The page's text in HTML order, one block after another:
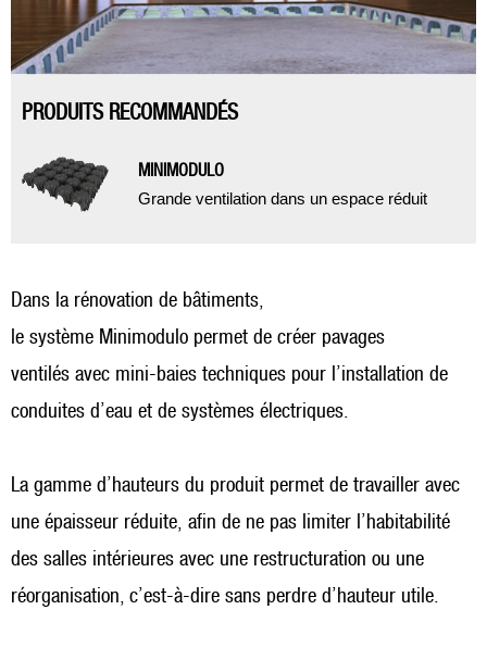
PRODUITS RECOMMANDÉS
MINIMODULO
Grande ventilation dans un espace réduit
Dans la rénovation de bâtiments,
le système Minimodulo permet de créer pavages
ventilés avec mini-baies techniques pour l’installation de
conduites d’eau et de systèmes électriques.
La gamme d’hauteurs du produit permet de travailler avec
une épaisseur réduite, afin de ne pas limiter l’habitabilité
des salles intérieures avec une restructuration ou une
réorganisation, c’est-à-dire sans perdre d’hauteur utile.